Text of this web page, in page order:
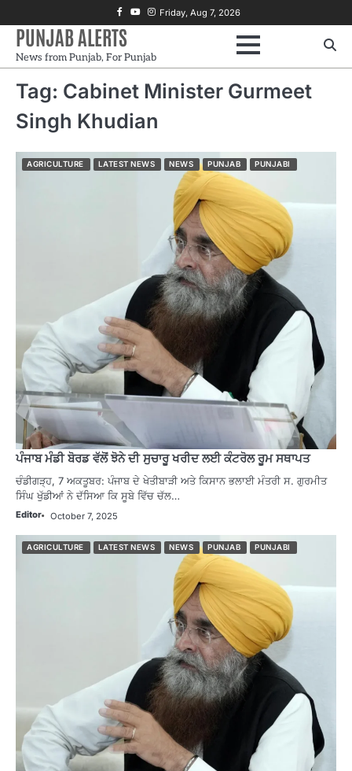
to
content
Facebook
Youtube
Instagram
Friday, Aug 7, 2026
PUNJAB ALERTS
News from Punjab, For Punjab
Tag: Cabinet Minister Gurmeet
Singh Khudian
AGRICULTURE LATEST NEWS NEWS PUNJAB PUNJABI
ਪੰਜਾਬ ਮੰਡੀ ਬੋਰਡ ਵੱਲੋਂ ਝੋਨੇ ਦੀ ਸੁਚਾਰੂ ਖਰੀਦ ਲਈ ਕੰਟਰੋਲ ਰੂਮ ਸਥਾਪਤ
ਚੰਡੀਗੜ੍ਹ, 7 ਅਕਤੂਬਰ: ਪੰਜਾਬ ਦੇ ਖੇਤੀਬਾੜੀ ਅਤੇ ਕਿਸਾਨ ਭਲਾਈ ਮੰਤਰੀ ਸ. ਗੁਰਮੀਤ
ਸਿੰਘ ਖੁੱਡੀਆਂ ਨੇ ਦੱਸਿਆ ਕਿ ਸੂਬੇ ਵਿੱਚ ਚੱਲ…
Editor October 7, 2025
AGRICULTURE LATEST NEWS NEWS PUNJAB PUNJABI